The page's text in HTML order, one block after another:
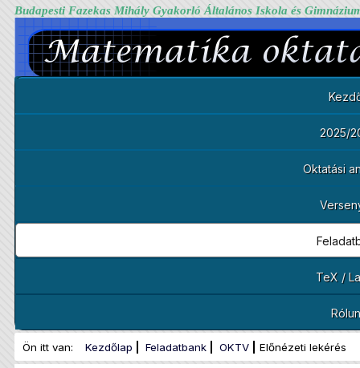
Budapesti Fazekas Mihály Gyakorló Általános Iskola és
2025/
Oktatási
TeX /
Ön itt van: Kezdőlap Feladatbank OKTV Előnézeti lekérés